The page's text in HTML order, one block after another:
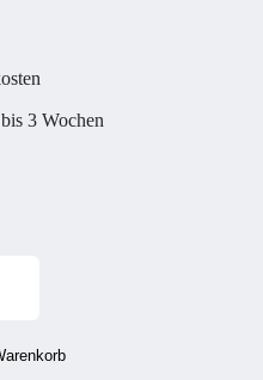
3 Wochen